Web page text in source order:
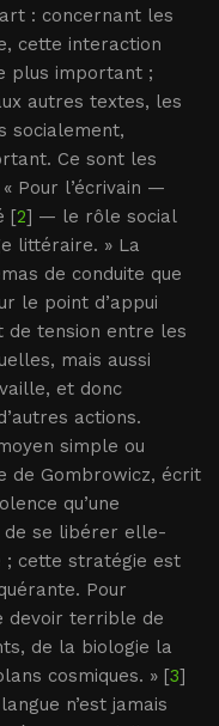
: concernant les
cette interaction
plus important ;
autres textes, les
socialement,
Ce sont les
Pour l’écrivain —
[2] — le rôle social
littéraire. » La
de conduite que
le point d’appui
de tension entre les
mais aussi
et donc
actions.
simple ou
de Gombrowicz, écrit
qu’une
de se libérer elle-
; cette stratégie est
Pour
devoir terrible de
de la biologie la
cosmiques. » [3]
n’est jamais